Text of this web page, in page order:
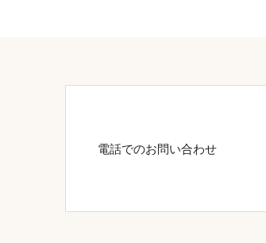
電話でのお問い合わせ